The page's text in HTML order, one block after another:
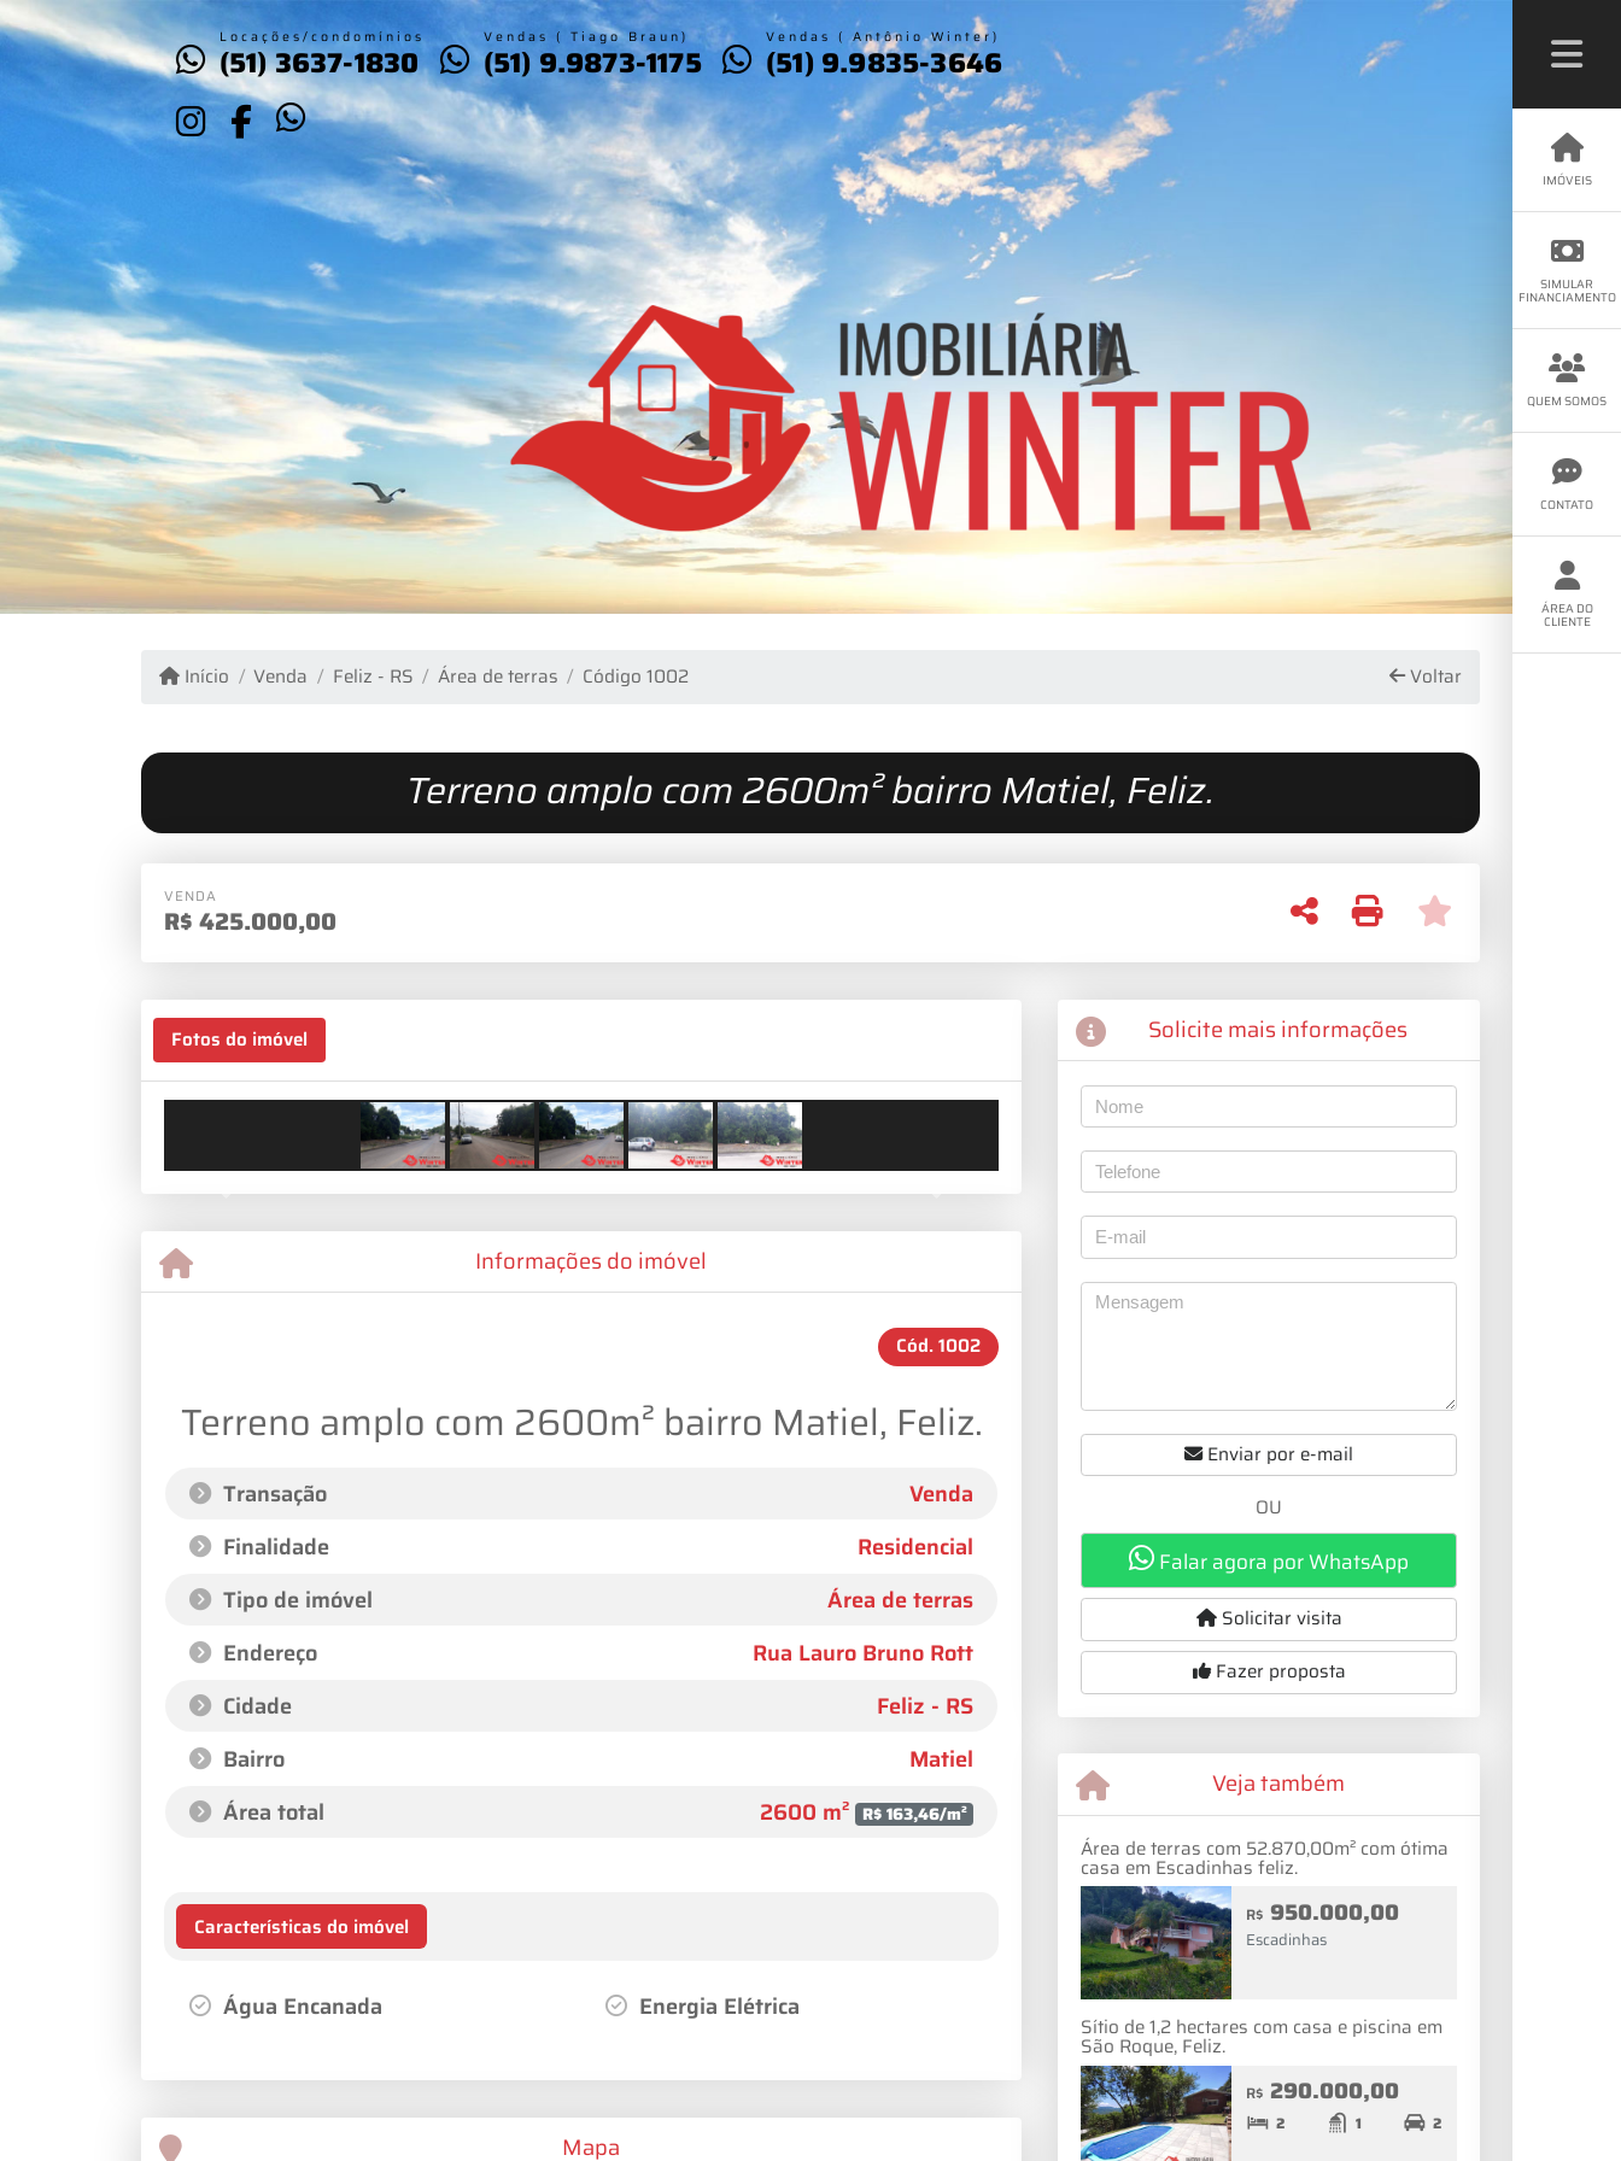
Locações/condomínios
(51) 3637-1830
Vendas ( Tiago Braun)
(51) 9.9873-1175
Vendas ( Antônio Winter)
(51) 9.9835-3646
IMÓVEIS
SIMULAR
FINANCIAMENTO
QUEM SOMOS
CONTATO
ÁREA DO
CLIENTE
Início Venda Feliz - RS Área de terras Código 1002 Voltar
Terreno amplo com 2600m² bairro Matiel, Feliz.
VENDA
R$425.000,00
Fotos do imóvel
Previous Next
Informações do imóvel
Cód.1002
Terreno amplo com 2600m² bairro Matiel, Feliz.
Transação
Venda
Finalidade
Residencial
Tipo de imóvel
Área de terras
Endereço
Rua Lauro Bruno Rott
Cidade
Feliz - RS
Bairro
Matiel
Área total
2600 m² R$ 163,46/m²
Características do imóvel
Água Encanada Energia Elétrica
Mapa
Solicite mais informações
Enviar por e-mail
OU
Falar agora por WhatsApp
Solicitar visita
Fazer proposta
Veja também
Área de terras com 52.870,00m² com ótima
casa em Escadinhas feliz.
R$ 950.000,00
Escadinhas
Sítio de 1,2 hectares com casa e piscina em
São Roque, Feliz.
R$ 290.000,00
2 1 2